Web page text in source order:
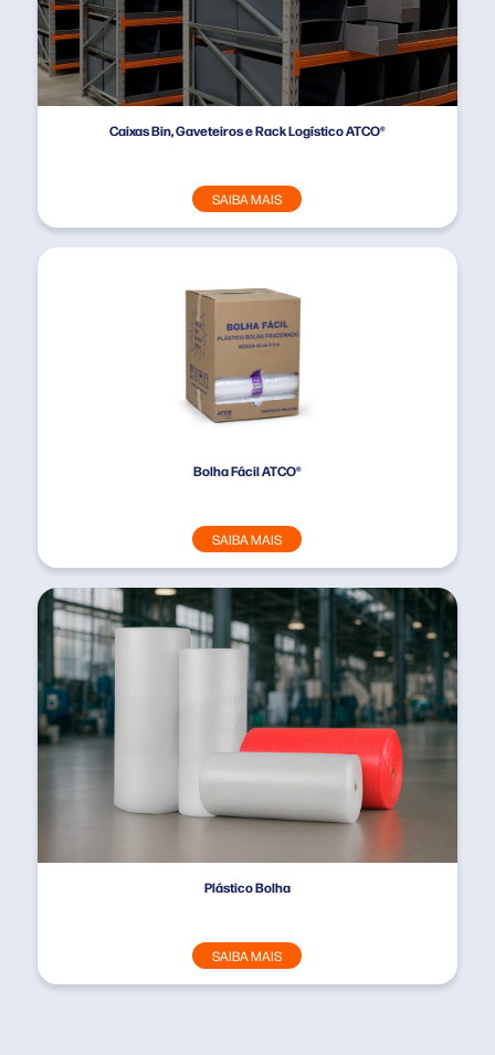
Caixas Bin, Gaveteiros e Rack Logístico ATCO®
SAIBA MAIS
Bolha Fácil ATCO®
SAIBA MAIS
Plástico Bolha
SAIBA MAIS